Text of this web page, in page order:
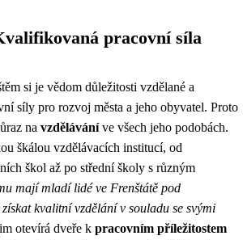
pracovní síla
si je vědom důležitosti vzdělané a
síly pro rozvoj města a jeho obyvatel. Proto
na vzděláváníve všech jeho podobách.
škálou vzdělávacích institucí, od
škol až po střední školy s různým
mají mladí lidé ve Frenštátě pod
kvalitní vzdělání v souladu se svými
otevírá dveře k pracovním příležitostem